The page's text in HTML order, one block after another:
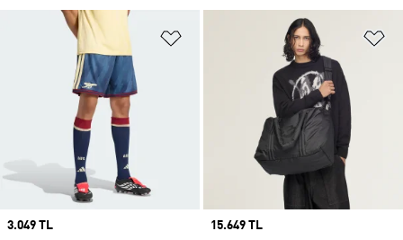
Favori Listesine Ekle
Price
3.049 TL
Price
15.649 TL